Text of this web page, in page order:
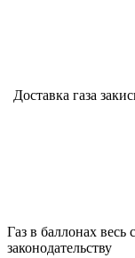
Доставка газа
Газ в баллонах
законодательству